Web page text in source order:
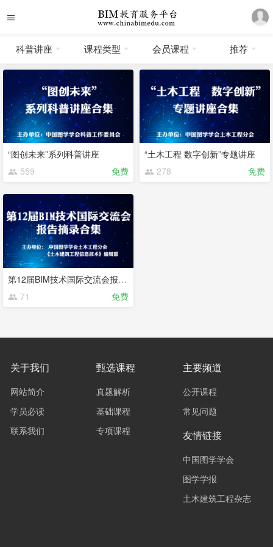
科普讲座 课程类型 会员课程 推荐
“图创未来”系列科普讲座
559
免费
“土木工程 数字创新”专题讲座
278
免费
第12届BIM技术国际交流会报告摘录合集
71
免费
关于我们
网站简介
学员必读
联系我们
甄选课程
真题解析
基础课程
专项课程
主要频道
公开课程
常见问题
友情链接
中国图学学会
图学学报
土木建筑工程杂志